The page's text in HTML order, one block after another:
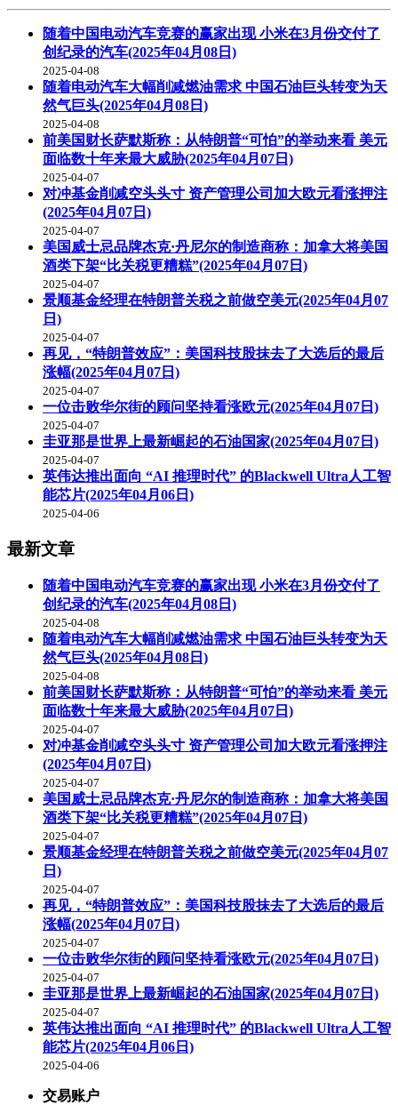
随着中国电动汽车竞赛的赢家出现 小米在3月份交付了
创纪录的汽车(2025年04月08日)
2025-04-08
随着电动汽车大幅削减燃油需求 中国石油巨头转变为天
然气巨头(2025年04月08日)
2025-04-08
前美国财长萨默斯称：从特朗普“可怕”的举动来看 美元
面临数十年来最大威胁(2025年04月07日)
2025-04-07
对冲基金削减空头头寸 资产管理公司加大欧元看涨押注
(2025年04月07日)
2025-04-07
美国威士忌品牌杰克·丹尼尔的制造商称：加拿大将美国
酒类下架“比关税更糟糕”(2025年04月07日)
2025-04-07
景顺基金经理在特朗普关税之前做空美元(2025年04月07
日)
2025-04-07
再见，“特朗普效应”：美国科技股抹去了大选后的最后
涨幅(2025年04月07日)
2025-04-07
一位击败华尔街的顾问坚持看涨欧元(2025年04月07日)
2025-04-07
圭亚那是世界上最新崛起的石油国家(2025年04月07日)
2025-04-07
英伟达推出面向 “AI 推理时代” 的Blackwell Ultra人工智
能芯片(2025年04月06日)
2025-04-06
最新文章
随着中国电动汽车竞赛的赢家出现 小米在3月份交付了
创纪录的汽车(2025年04月08日)
2025-04-08
随着电动汽车大幅削减燃油需求 中国石油巨头转变为天
然气巨头(2025年04月08日)
2025-04-08
前美国财长萨默斯称：从特朗普“可怕”的举动来看 美元
面临数十年来最大威胁(2025年04月07日)
2025-04-07
对冲基金削减空头头寸 资产管理公司加大欧元看涨押注
(2025年04月07日)
2025-04-07
美国威士忌品牌杰克·丹尼尔的制造商称：加拿大将美国
酒类下架“比关税更糟糕”(2025年04月07日)
2025-04-07
景顺基金经理在特朗普关税之前做空美元(2025年04月07
日)
2025-04-07
再见，“特朗普效应”：美国科技股抹去了大选后的最后
涨幅(2025年04月07日)
2025-04-07
一位击败华尔街的顾问坚持看涨欧元(2025年04月07日)
2025-04-07
圭亚那是世界上最新崛起的石油国家(2025年04月07日)
2025-04-07
英伟达推出面向 “AI 推理时代” 的Blackwell Ultra人工智
能芯片(2025年04月06日)
2025-04-06
交易账户